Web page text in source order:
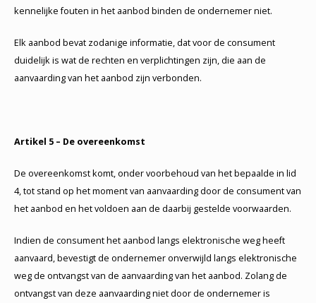
kennelijke fouten in het aanbod binden de ondernemer niet.
Elk aanbod bevat zodanige informatie, dat voor de consument
duidelijk is wat de rechten en verplichtingen zijn, die aan de
aanvaarding van het aanbod zijn verbonden.
Artikel 5 – De overeenkomst
De overeenkomst komt, onder voorbehoud van het bepaalde in lid
4, tot stand op het moment van aanvaarding door de consument van
het aanbod en het voldoen aan de daarbij gestelde voorwaarden.
Indien de consument het aanbod langs elektronische weg heeft
aanvaard, bevestigt de ondernemer onverwijld langs elektronische
weg de ontvangst van de aanvaarding van het aanbod. Zolang de
ontvangst van deze aanvaarding niet door de ondernemer is